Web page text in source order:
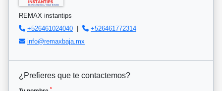
REMAX instantips
+526461024040 |
+526461772314
info@remaxbaja.mx
¿Prefieres que te contactemos?
*